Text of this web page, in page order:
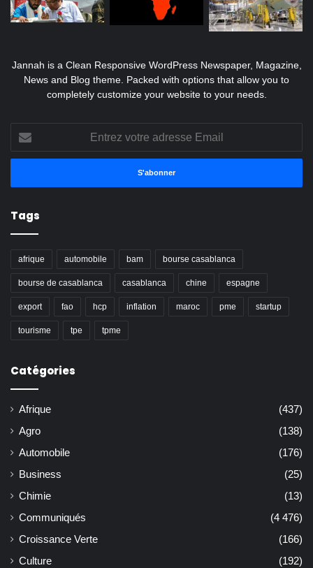
Jannah is a Clean Responsive WordPress Newspaper, Magazine,
News and Blog theme. Packed with options that allow you to
completely customize your website to your needs.
votre
adresse
Tags
afrique automobile bam bourse casablanca
bourse de casablanca casablanca chine espagne
export fao hcp inflation maroc pme startup
tourisme tpe tpme
Catégories
Afrique
(437)
Agro
(138)
Automobile
(176)
Business
(25)
Chimie
(13)
Communiqués
(4 476)
Croissance Verte
(166)
Culture
(192)